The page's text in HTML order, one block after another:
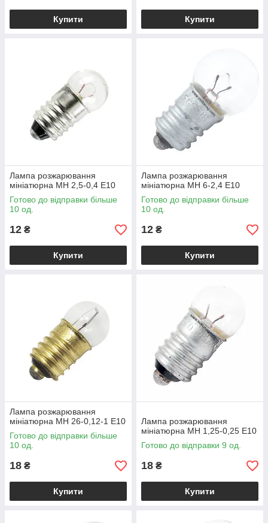
Купити Купити
Лампа розжарювання
мініатюрна МН 2,5-0,4 Е10
Готово до відправки більше
10 од.
12 ₴
Купити
Лампа розжарювання
мініатюрна МН 6-2,4 Е10
Готово до відправки більше
10 од.
12 ₴
Купити
Лампа розжарювання
мініатюрна MH 26-0,12-1 Е10
Готово до відправки більше
10 од.
18 ₴
Купити
Лампа розжарювання
мініатюрна МН 1,25-0,25 Е10
Готово до відправки 9 од.
18 ₴
Купити